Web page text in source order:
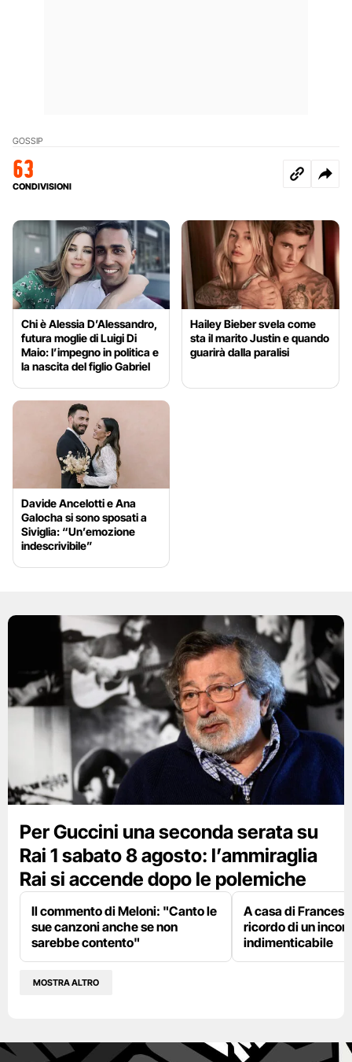
GOSSIP
63
CONDIVISIONI
Chi è Alessia D’Alessandro,
futura moglie di Luigi Di
Maio: l’impegno in politica e
la nascita del figlio Gabriel
Hailey Bieber svela come
sta il marito Justin e quando
guarirà dalla paralisi
Davide Ancelotti e Ana
Galocha si sono sposati a
Siviglia: “Un’emozione
indescrivibile”
Per Guccini una seconda serata su
Rai 1 sabato 8 agosto: l’ammiraglia
Rai si accende dopo le polemiche
Il commento di Meloni: "Canto le
sue canzoni anche se non
sarebbe contento"
A casa di
ricordo di un
indimenticabile
MOSTRA ALTRO